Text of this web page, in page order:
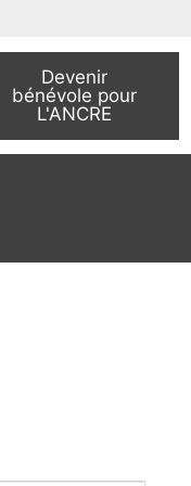
Devenir
bénévole pour
L'ANCRE